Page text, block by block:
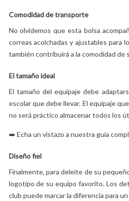
Comodidad de transporte
No olvidemos que esta bolsa
correas acolchadas y ajustables para
también contribuirá a la comodidad
El tamaño ideal
El tamaño del equipaje debe
escolar que debe llevar. El equipaje
no será práctico almacenar todos los
➡️ Echa un vistazo a nuestra guía
Diseño fiel
Finalmente, para deleite de su
logotipo de su equipo favorito. Los
club puede marcar la diferencia para